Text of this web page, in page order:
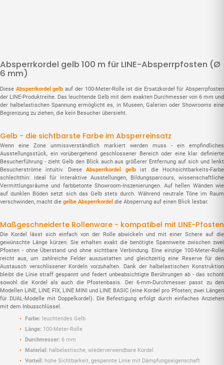
Absperrkordel gelb 100 m für LINE-Absperrpfosten (Ø
6 mm)
Diese Absperrkordel gelb auf der 100-Meter-Rolle ist die Ersatzkordel für Absperrpfosten
der LINE-Produktreihe. Das leuchtende Gelb mit dem exakten Durchmesser von 6 mm und
der halbela­stischen Spannung ermöglicht es, in Museen, Galerien oder Showrooms eine
Begrenzung zu ziehen, die kein Besucher übersieht.
Gelb - die sichtbarste Farbe im Absperreinsatz
Wenn eine Zone unmissverständlich markiert werden muss - ein empfindliches
Ausstellungsstück, ein vorübergehend geschlossener Bereich oder eine klar definierte
Besucherführung - zieht Gelb den Blick auch aus größerer Entfernung auf sich und lenkt
Besucherströme intuitiv. DieseAbsperrkordel gelbist die Hochsichtbarkeits-Farbe
schlechthin: ideal für interaktive Ausstellungen, Bildungsparcours, wissenschaftliche
Vermittlungsräume und farbbetonte Showroom-Inszenierungen. Auf hellen Wänden wie
auf dunklen Böden setzt sich das Gelb stets durch. Während neutrale Töne im Raum
verschwinden, macht die gelbe Absperrkordel die Absperrung auf einen Blick lesbar.
Maßgeschneiderte Rollenware - kompatibel mit LINE-Pfosten
Die Kordel lässt sich einfach von der Rolle abwickeln und mit einer Schere auf die
gewünschte Länge kürzen: Sie erhalten exakt die benötigte Spannweite zwischen zwei
Pfosten - ohne Überstand und ohne sichtbare Verbindung. Eine einzige 100-Meter-Rolle
reicht aus, um zahlreiche Felder auszustatten und gleichzeitig eine Reserve für den
Austausch verschlissener Kordeln vorzuhalten. Dank der halbela­stischen Konstruktion
bleibt die Linie straff gespannt und federt unbeabsichtigte Berührungen ab - das schont
sowohl die Kordel als auch die Pfostenbasis. Der 6-mm-Durchmesser passt zu den
Modellen LINE, LINE FIX, LINE MINI und LINE BASIC (eine Kordel pro Pfosten; zwei Längen
für DUAL-Modelle mit Doppelkordel). Die Befestigung erfolgt durch einfaches Anziehen
mit dem Inbusschlüssel.
Farbe: leuchtendes Gelb
Länge: 100-Meter-Rolle
Durchmesser: 6 mm
Material: halbela­stische, wiederverwendbare Kordel
Vorteil: hohe Sichtbarkeit, gespannte Linie mit Dämpfungseigenschaft